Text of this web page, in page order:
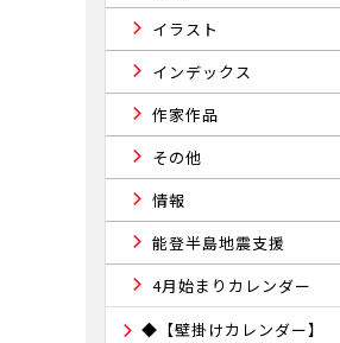
イラスト
インデックス
作家作品
その他
情報
能登半島地震支援
4月始まりカレンダー
◆【壁掛けカレンダー】